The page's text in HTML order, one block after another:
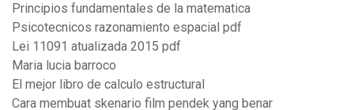
Principios fundamentales de la matematica
Psicotecnicos razonamiento espacial pdf
Lei 11091 atualizada 2015 pdf
Maria lucia barroco
El mejor libro de calculo estructural
Cara membuat skenario film pendek yang benar